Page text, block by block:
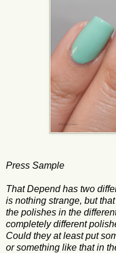
Press Sample
That Depend has two
is nothing strange, but
the polishes in the
completely different
Could they at least put
or something like that in